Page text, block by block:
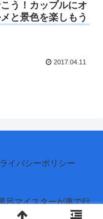
う！カップルにオ
と景色を楽しもう
2017.04.11
イバシーポリシー
呂マイスターが車で行
ルメ.